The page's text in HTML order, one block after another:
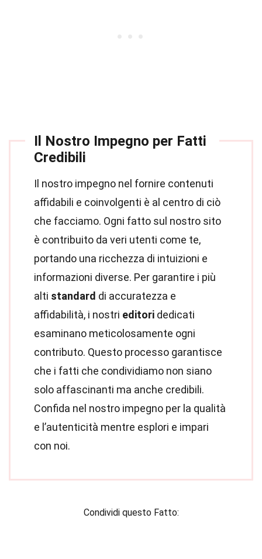
Il Nostro Impegno per Fatti
Credibili
Il nostro impegno nel fornire contenuti
affidabili e coinvolgenti è al centro di ciò
che facciamo. Ogni fatto sul nostro sito
è contribuito da veri utenti come te,
portando una ricchezza di intuizioni e
informazioni diverse. Per garantire i più
alti standard di accuratezza e
affidabilità, i nostri editori dedicati
esaminano meticolosamente ogni
contributo. Questo processo garantisce
che i fatti che condividiamo non siano
solo affascinanti ma anche credibili.
Confida nel nostro impegno per la qualità
e l’autenticità mentre esplori e impari
con noi.
Condividi questo Fatto: